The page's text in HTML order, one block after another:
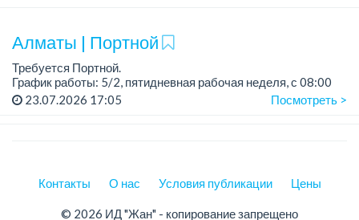
Алматы | Портной
Требуется Портной.
График работы: 5/2, пятидневная рабочая неделя, с 08:00
до 17:00.
23.07.2026 17:05 Посмотреть >
Контакты О нас Условия публикации Цены
© 2026 ИД "Жан" - копирование запрещено